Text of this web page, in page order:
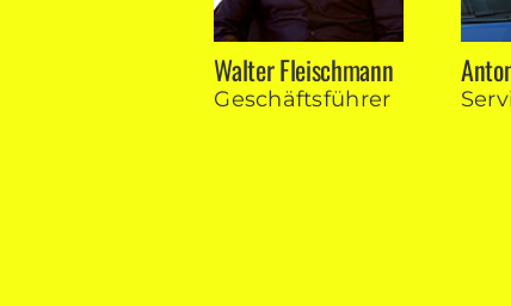
Walter Fleischmann
Geschäfts­führer